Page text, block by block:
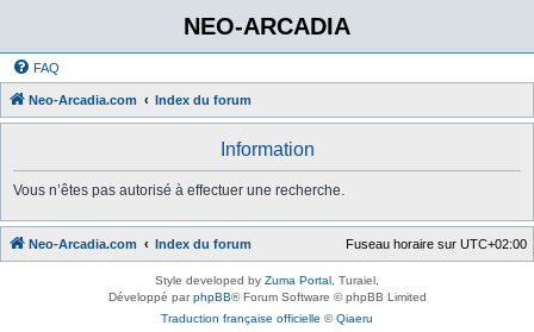
NEO-ARCADIA
FAQ
Neo-Arcadia.com Index du forum
Information
Vous n’êtes pas autorisé à effectuer une recherche.
Neo-Arcadia.com Index du forum Fuseau horaire sur UTC+02:00
Style developed by Zuma Portal , Turaiel,
Développé parphpBB® Forum Software © phpBB Limited
Traduction française officielle ©Qiaeru